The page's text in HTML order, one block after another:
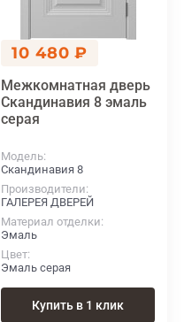
10 480 ₽
Межкомнатная дверь
Скандинавия 8 эмаль
серая
Модель
Скандинавия 8
Производители
ГАЛЕРЕЯ ДВЕРЕЙ
Материал отделки
Эмаль
Цвет
Эмаль серая
Купить в 1 клик